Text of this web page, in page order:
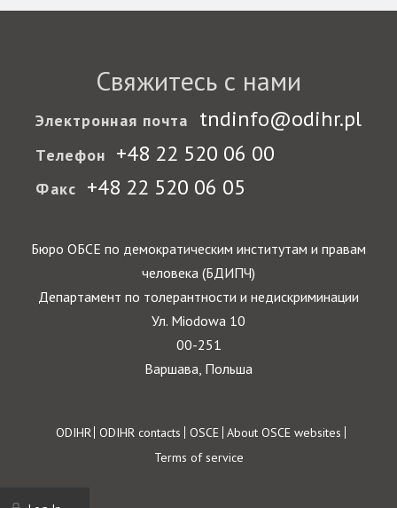
Свяжитесь с нами
Электронная почта tndinfo@odihr.pl
Телефон +48 22 520 06 00
Факс +48 22 520 06 05
Бюро ОБСЕ по демократическим институтам и правам
человека (БДИПЧ)
Департамент по толерантности и недискриминации
Ул. Miodowa 10
00-251
Варшава, Польша
Footer
ODIHR ODIHR contacts OSCE About OSCE websites
Terms of service